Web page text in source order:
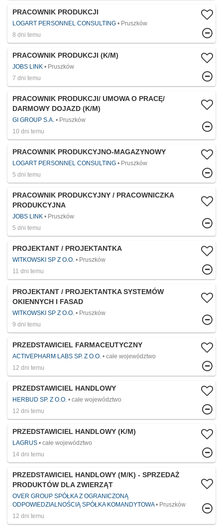
PRACOWNIK PRODUKCJI
LOGART PERSONNEL CONSULTING
Pruszków
8 dni temu
PRACOWNIK PRODUKCJI (K/M)
JOBS LINK
Pruszków
7 dni temu
PRACOWNIK PRODUKCJI/ UMOWA O PRACĘ/
DARMOWY DOJAZD (K/M)
GI GROUP S.A.
Pruszków
10 dni temu
PRACOWNIK PRODUKCYJNO-MAGAZYNOWY
LOGART PERSONNEL CONSULTING
Pruszków
5 dni temu
PRACOWNIK PRODUKCYJNY / PRACOWNICZKA
PRODUKCYJNA
JOBS LINK
Pruszków
5 dni temu
PROJEKTANT / PROJEKTANTKA
WITKOWSKI SP Z O.O.
Pruszków
11 dni temu
PROJEKTANT / PROJEKTANTKA SYSTEMÓW
OKIENNYCH I FASAD
WITKOWSKI SP Z O.O.
Pruszków
9 dni temu
PRZEDSTAWICIEL FARMACEUTYCZNY
ACTIVEPHARM LABS SP. Z O.O.
całe województwo
12 dni temu
PRZEDSTAWICIEL HANDLOWY
HERBUD SP. Z O.O.
całe województwo
12 dni temu
PRZEDSTAWICIEL HANDLOWY (K/M)
LAGRUS
całe województwo
14 dni temu
PRZEDSTAWICIEL HANDLOWY (M/K) - SPRZEDAŻ
PRODUKTÓW DLA ZWIERZĄT
OVER GROUP SPÓŁKA Z OGRANICZONĄ
ODPOWIEDZIALNOŚCIĄ SPÓŁKA KOMANDYTOWA
Pruszków
12 dni temu